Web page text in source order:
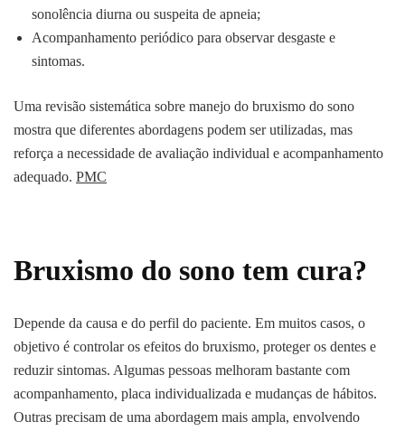
sonolência diurna ou suspeita de apneia;
Acompanhamento periódico para observar desgaste e
sintomas.
Uma revisão sistemática sobre manejo do bruxismo do sono
mostra que diferentes abordagens podem ser utilizadas, mas
reforça a necessidade de avaliação individual e acompanhamento
adequado. PMC
Bruxismo do sono tem cura?
Depende da causa e do perfil do paciente. Em muitos casos, o
objetivo é controlar os efeitos do bruxismo, proteger os dentes e
reduzir sintomas. Algumas pessoas melhoram bastante com
acompanhamento, placa individualizada e mudanças de hábitos.
Outras precisam de uma abordagem mais ampla, envolvendo